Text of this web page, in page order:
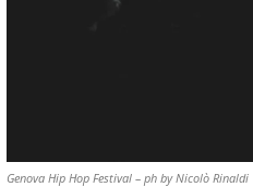
Genova Hip Hop Festival – ph by Nicolò Rinaldi